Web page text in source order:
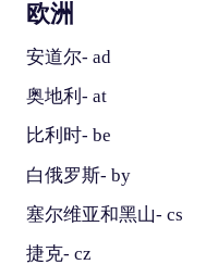
欧洲
安道尔- ad
奥地利- at
比利时- be
白俄罗斯- by
塞尔维亚和黑山- cs
捷克- cz